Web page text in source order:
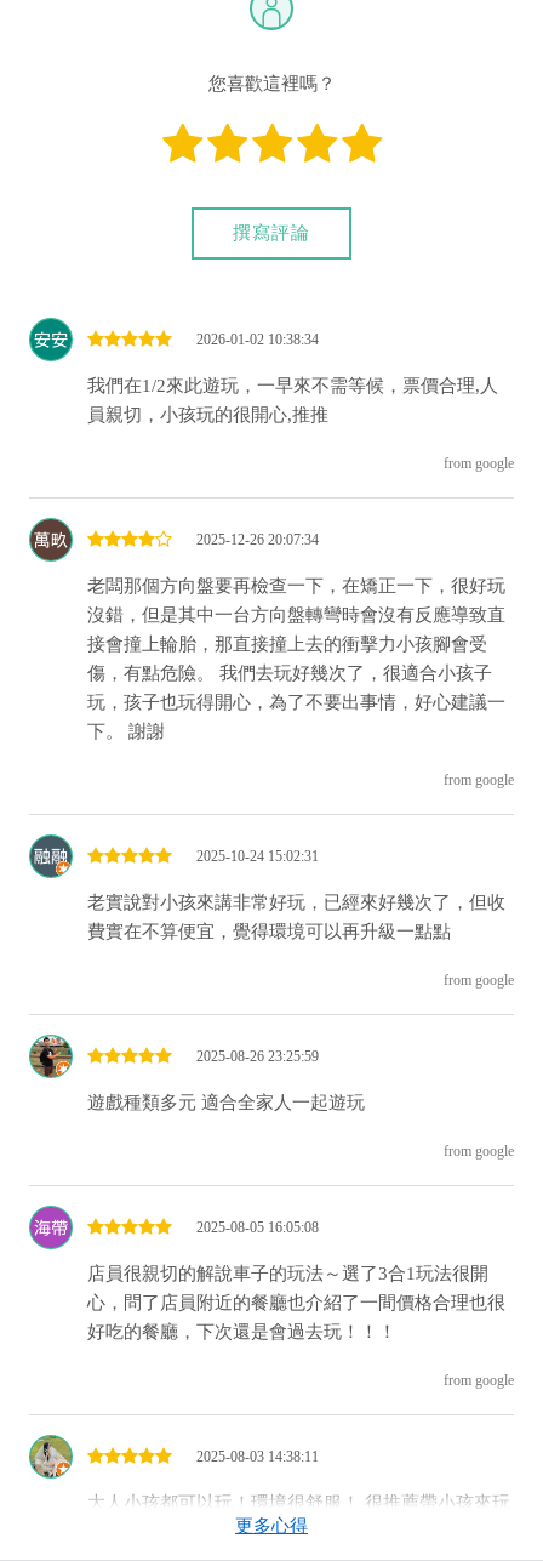
您喜歡這裡嗎？
撰寫評論
2026-01-02 10:38:34
我們在1/2來此遊玩，一早來不需等候，票價合理,人
員親切，小孩玩的很開心,推推
from google
2025-12-26 20:07:34
老闆那個方向盤要再檢查一下，在矯正一下，很好玩
沒錯，但是其中一台方向盤轉彎時會沒有反應導致直
接會撞上輪胎，那直接撞上去的衝擊力小孩腳會受
傷，有點危險。 我們去玩好幾次了，很適合小孩子
玩，孩子也玩得開心，為了不要出事情，好心建議一
下。 謝謝
from google
2025-10-24 15:02:31
老實說對小孩來講非常好玩，已經來好幾次了，但收
費實在不算便宜，覺得環境可以再升級一點點
from google
2025-08-26 23:25:59
遊戲種類多元 適合全家人一起遊玩
from google
2025-08-05 16:05:08
店員很親切的解說車子的玩法～選了3合1玩法很開
心，問了店員附近的餐廳也介紹了一間價格合理也很
好吃的餐廳，下次還是會過去玩！！！
from google
2025-08-03 14:38:11
大人小孩都可以玩！環境很舒服！ 很推薦帶小孩來玩
又有寬廣的停車場提供 也有家長可以休息的地方 來
更多心得